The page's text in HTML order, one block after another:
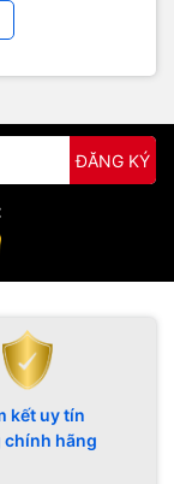
ĐĂNG KÝ
kết uy tín
chính hãng